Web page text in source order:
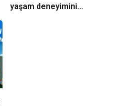
yaşam deneyimini